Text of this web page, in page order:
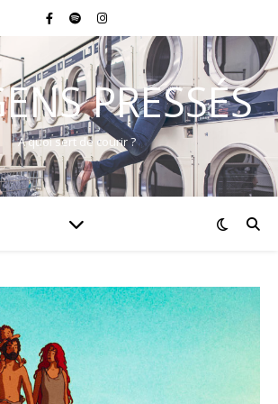
PRESSÉS
A quoi sert de courir ?